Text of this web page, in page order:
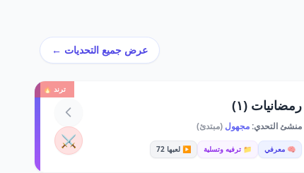
عرض جميع التحديات ←
ترند 🔥
رمضانيات (١)
منشئ التحدي:مجهول (مبتدئ)
🧠 معرفي 📁 ترفيه وتسلية ▶️ لعبها 72 ⚔️